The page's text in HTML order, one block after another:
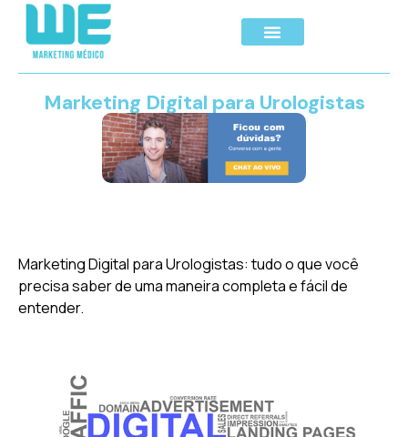
Marketing Digital para Urologistas
Marketing Digital para Urologistas: tudo o que você
precisa saber de uma maneira completa e fácil de
entender.